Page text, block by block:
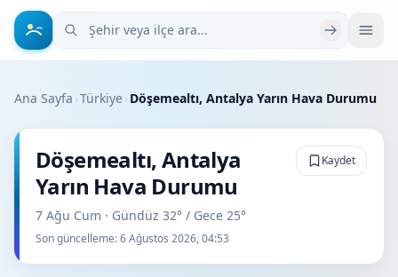
Şehir veya ilçe ara
Ana Sayfa ›Türkiye› Döşemealtı, Antalya Yarın Hava Durumu
Döşemealtı, Antalya
Yarın Hava Durumu
7 Ağu Cum · Gündüz 32° / Gece 25°
Son güncelleme:6 Ağustos 2026, 04:53
Kaydet